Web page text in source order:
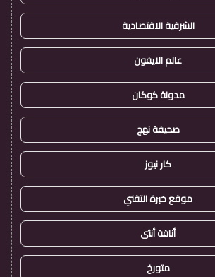
الشرقية الاقتصادية
عالم الايفون
مدونة كوكان
صحيفة نهج
كار نيوز
موقع خبرة التقني
أناقة أنثى
متورخ